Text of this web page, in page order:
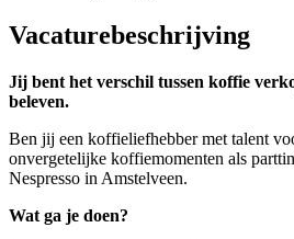
Vacaturebeschrijving
Jij bent het verschil tussen koffie
beleven.
Ben jij een koffieliefhebber met talent
onvergetelijke koffiemomenten als
Nespresso in Amstelveen.
Wat ga je doen?